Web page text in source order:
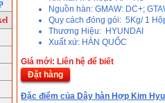
Nguồn hàn: GMAW: DC+;
Quy cách đóng gói: 5Kg/ 1
Thương Hiệu: HYUNDAI
Xuất xứ: HÀN QUỐC
Giá mới: Liên hệ để biết
Đặt hàng
Đặc điểm của Dây hàn Hợp Kim